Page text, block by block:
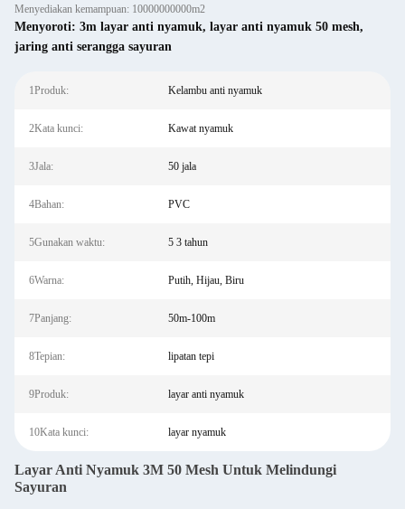
Menyediakan kemampuan: 10000000000m2
Menyoroti: 3m layar anti nyamuk, layar anti nyamuk 50 mesh,
jaring anti serangga sayuran
1Produk: Kelambu anti nyamuk
2Kata kunci: Kawat nyamuk
3Jala: 50 jala
4Bahan: PVC
5Gunakan waktu: 5 3 tahun
6Warna: Putih, Hijau, Biru
7Panjang: 50m-100m
8Tepian: lipatan tepi
9Produk: layar anti nyamuk
10Kata kunci: layar nyamuk
Layar Anti Nyamuk 3M 50 Mesh Untuk Melindungi
Sayuran